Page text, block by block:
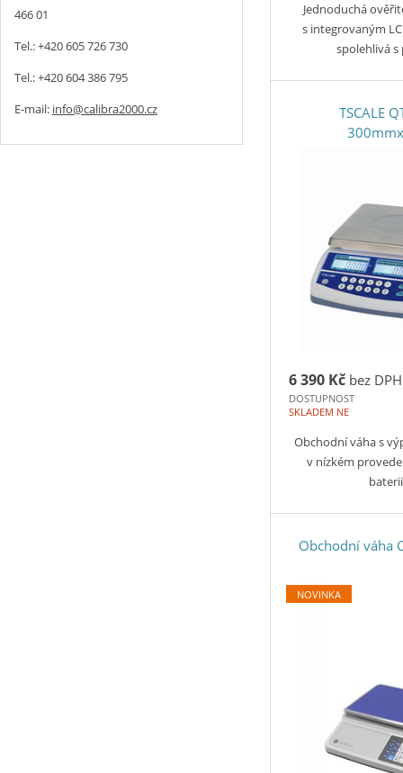
Jednoduchá
s integrovaným
spolehlivá
TSCALE
6 390 Kč bez DPH
DOSTUPNOST
SKLADEM NE
Obchodní váha s
v nízkém
Obchodní váha
NOVINKA
466 01
Tel.: +420 605 726 730
Tel.: +420 604 386 795
E-mail: info@calibra2000.cz